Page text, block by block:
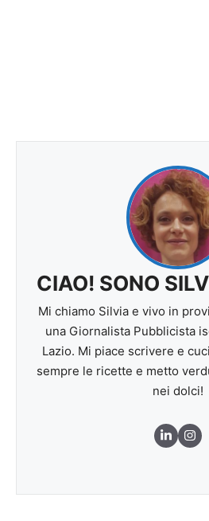
CIAO! SONO
Mi chiamo Silvia e vivo in
una Giornalista Pubblicista
Lazio. Mi piace scrivere e
sempre le ricette e metto
nei dolci!